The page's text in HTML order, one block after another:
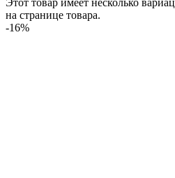
Этот товар имеет несколько
на странице товара.
-16%